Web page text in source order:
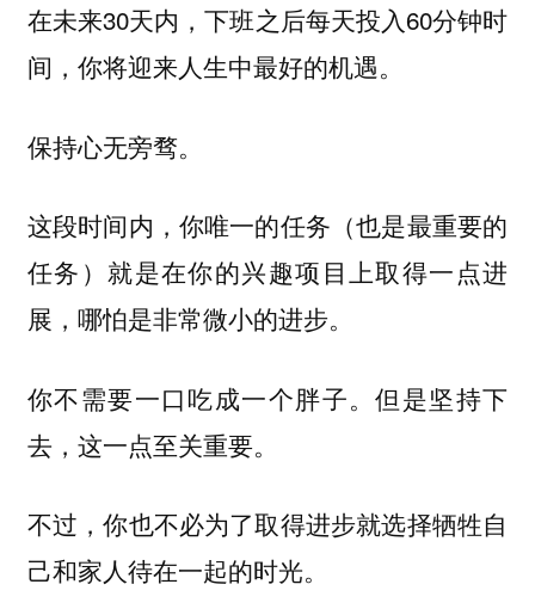
在未来30天内，下班之后每天投入60分钟时
间，你将迎来人生中最好的机遇。
保持心无旁骛。
这段时间内，你唯一的任务（也是最重要的
任务）就是在你的兴趣项目上取得一点进
展，哪怕是非常微小的进步。
你不需要一口吃成一个胖子。但是坚持下
去，这一点至关重要。
不过，你也不必为了取得进步就选择牺牲自
己和家人待在一起的时光。